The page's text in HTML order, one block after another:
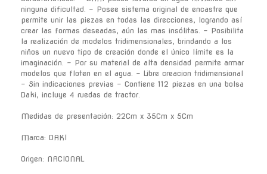
ninguna dificultad. - Posee sistema original de encastre que
permite unir las piezas en todas las direcciones, logrando así
crear las formas deseadas, aún las mas insólitas. - Posibilita
la realización de modelos tridimensionales, brindando a los
niños un nuevo tipo de creación donde el único límite es la
imaginación. - Por su material de alta densidad permite armar
modelos que floten en el agua. - Libre creacion tridimensional
- Sin indicaciones previas - Contiene 112 piezas en una bolsa
Daki, incluye 4 ruedas de tractor.
Medidas de presentación: 22Cm x 35Cm x 5Cm
Marca: DAKI
Origen: NACIONAL